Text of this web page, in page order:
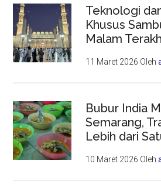
Teknologi
Khusus
Malam
11 Maret 2026 Oleh
Bubur India
Semarang,
Lebih dari
10 Maret 2026 Oleh